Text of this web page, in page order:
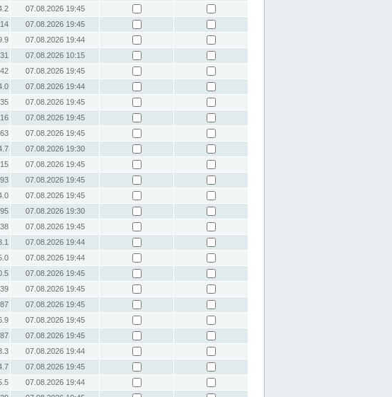
07.08.2026 19:45
07.08.2026 19:45
07.08.2026 19:44
07.08.2026 10:15
07.08.2026 19:45
07.08.2026 19:44
07.08.2026 19:45
07.08.2026 19:45
07.08.2026 19:45
07.08.2026 19:30
07.08.2026 19:45
07.08.2026 19:45
07.08.2026 19:45
07.08.2026 19:30
07.08.2026 19:45
07.08.2026 19:44
07.08.2026 19:44
07.08.2026 19:45
07.08.2026 19:45
07.08.2026 19:45
07.08.2026 19:45
07.08.2026 19:45
07.08.2026 19:44
07.08.2026 19:45
07.08.2026 19:44